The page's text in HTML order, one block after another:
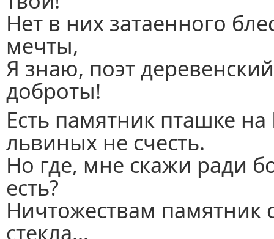
Нет в них затаенного
мечты,
Я знаю, поэт
доброты!
Есть памятник пташке
львиных не счесть.
Но где, мне скажи ради
есть?
Ничтожествам памятник
стекла…